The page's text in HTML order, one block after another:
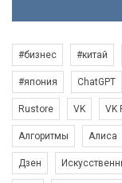
#бизнес #китай
#япония ChatGPT
Rustore VK VK
Алгоритмы Алиса
Дзен